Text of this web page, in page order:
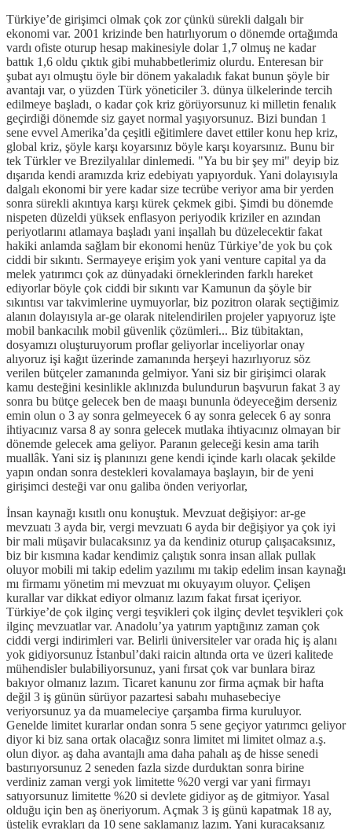
Türkiye’de girişimci olmak çok zor çünkü sürekli dalgalı bir
ekonomi var. 2001 krizinde ben hatırlıyorum o dönemde ortağımda
vardı ofiste oturup hesap makinesiyle dolar 1,7 olmuş ne kadar
battık 1,6 oldu çıktık gibi muhabbetlerimiz olurdu. Enteresan bir
şubat ayı olmuştu öyle bir dönem yakaladık fakat bunun şöyle bir
avantajı var, o yüzden Türk yöneticiler 3. dünya ülkelerinde tercih
edilmeye başladı, o kadar çok kriz görüyorsunuz ki milletin fenalık
geçirdiği dönemde siz gayet normal yaşıyorsunuz. Bizi bundan 1
sene evvel Amerika’da çeşitli eğitimlere davet ettiler konu hep kriz,
global kriz, şöyle karşı koyarsınız böyle karşı koyarsınız. Bunu bir
tek Türkler ve Brezilyalılar dinlemedi. "Ya bu bir şey mi" deyip biz
dışarıda kendi aramızda kriz edebiyatı yapıyorduk. Yani dolayısıyla
dalgalı ekonomi bir yere kadar size tecrübe veriyor ama bir yerden
sonra sürekli akıntıya karşı kürek çekmek gibi. Şimdi bu dönemde
nispeten düzeldi yüksek enflasyon periyodik kriziler en azından
periyotlarını atlamaya başladı yani inşallah bu düzelecektir fakat
hakiki anlamda sağlam bir ekonomi henüz Türkiye’de yok bu çok
ciddi bir sıkıntı. Sermayeye erişim yok yani venture capital ya da
melek yatırımcı çok az dünyadaki örneklerinden farklı hareket
ediyorlar böyle çok ciddi bir sıkıntı var Kamunun da şöyle bir
sıkıntısı var takvimlerine uymuyorlar, biz pozitron olarak seçtiğimiz
alanın dolayısıyla ar-ge olarak nitelendirilen projeler yapıyoruz işte
mobil bankacılık mobil güvenlik çözümleri... Biz tübitaktan,
dosyamızı oluşturuyorum proflar geliyorlar inceliyorlar onay
alıyoruz işi kağıt üzerinde zamanında herşeyi hazırlıyoruz söz
verilen bütçeler zamanında gelmiyor. Yani siz bir girişimci olarak
kamu desteğini kesinlikle aklınızda bulundurun başvurun fakat 3 ay
sonra bu bütçe gelecek ben de maaşı bununla ödeyeceğim derseniz
emin olun o 3 ay sonra gelmeyecek 6 ay sonra gelecek 6 ay sonra
ihtiyacınız varsa 8 ay sonra gelecek mutlaka ihtiyacınız olmayan bir
dönemde gelecek ama geliyor. Paranın geleceği kesin ama tarih
muallâk. Yani siz iş planınızı gene kendi içinde karlı olacak şekilde
yapın ondan sonra destekleri kovalamaya başlayın, bir de yeni
girişimci desteği var onu galiba önden veriyorlar,
İnsan kaynağı kısıtlı onu konuştuk. Mevzuat değişiyor: ar-ge
mevzuatı 3 ayda bir, vergi mevzuatı 6 ayda bir değişiyor ya çok iyi
bir mali müşavir bulacaksınız ya da kendiniz oturup çalışacaksınız,
biz bir kısmına kadar kendimiz çalıştık sonra insan allak pullak
oluyor mobili mi takip edelim yazılımı mı takip edelim insan kaynağı
mı firmamı yönetim mi mevzuat mı okuyayım oluyor. Çelişen
kurallar var dikkat ediyor olmanız lazım fakat fırsat içeriyor.
Türkiye’de çok ilginç vergi teşvikleri çok ilginç devlet teşvikleri çok
ilginç mevzuatlar var. Anadolu’ya yatırım yaptığınız zaman çok
ciddi vergi indirimleri var. Belirli üniversiteler var orada hiç iş alanı
yok gidiyorsunuz İstanbul’daki raicin altında orta ve üzeri kalitede
mühendisler bulabiliyorsunuz, yani fırsat çok var bunlara biraz
bakıyor olmanız lazım. Ticaret kanunu zor firma açmak bir hafta
değil 3 iş günün sürüyor pazartesi sabahı muhasebeciye
veriyorsunuz ya da muameleciye çarşamba firma kuruluyor.
Genelde limitet kurarlar ondan sonra 5 sene geçiyor yatırımcı geliyor
diyor ki biz sana ortak olacağız sonra limitet mi limitet olmaz a.ş.
olun diyor. aş daha avantajlı ama daha pahalı aş de hisse senedi
bastırıyorsunuz 2 seneden fazla sizde durduktan sonra birine
verdiniz zaman vergi yok limitette %20 vergi var yani firmayı
satıyorsunuz limitette %20 si devlete gidiyor aş de gitmiyor. Yasal
olduğu için ben aş öneriyorum. Açmak 3 iş günü kapatmak 18 ay,
üstelik evrakları da 10 sene saklamanız lazım. Yani kuracaksanız